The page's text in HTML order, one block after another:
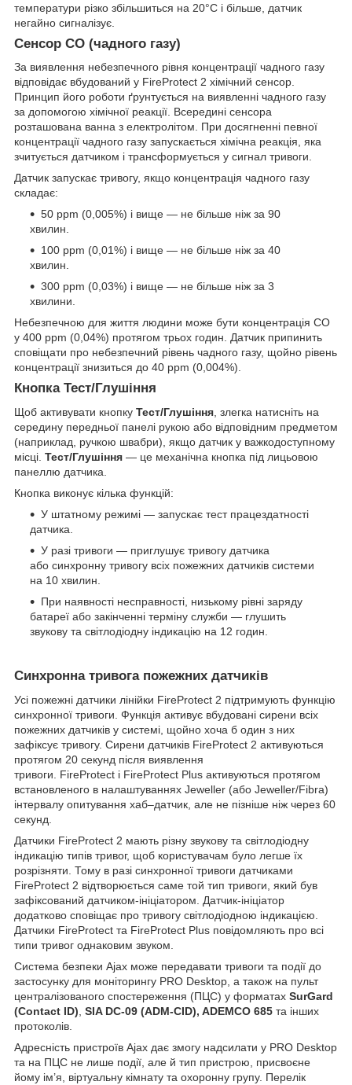
температури різко збільшиться на 20°C і більше, датчик
негайно сигналізує.
Сенсор CO (чадного газу)
За виявлення небезпечного рівня концентрації чадного газу
відповідає вбудований у FireProtect 2 хімічний сенсор.
Принцип його роботи ґрунтується на виявленні чадного газу
за допомогою хімічної реакції. Всередині сенсора
розташована ванна з електролітом. При досягненні певної
концентрації чадного газу запускається хімічна реакція, яка
зчитується датчиком і трансформується у сигнал тривоги.
Датчик запускає тривогу, якщо концентрація чадного газу
складає:
50 ppm (0,005%) і вище — не більше ніж за 90
хвилин.
100 ppm (0,01%) і вище — не більше ніж за 40
хвилин.
300 ppm (0,03%) і вище — не більше ніж за 3
хвилини.
Небезпечною для життя людини може бути концентрація CO
у 400 ppm (0,04%) протягом трьох годин. Датчик припинить
сповіщати про небезпечний рівень чадного газу, щойно рівень
концентрації знизиться до 40 ppm (0,004%).
Кнопка Тест/Глушіння
Щоб активувати кнопку Тест/Глушіння , злегка натисніть на
середину передньої панелі рукою або відповідним предметом
(наприклад, ручкою швабри), якщо датчик у важкодоступному
місці. Тест/Глушіння — це механічна кнопка під лицьовою
панеллю датчика.
Кнопка виконує кілька функцій:
У штатному режимі — запускає тест працездатності
датчика.
У разі тривоги — приглушує тривогу датчика
або синхронну тривогу всіх пожежних датчиків системи
на 10 хвилин.
При наявності несправності, низькому рівні заряду
батареї або закінченні терміну служби — глушить
звукову та світлодіодну індикацію на 12 годин.
Синхронна тривога пожежних датчиків
Усі пожежні датчики лінійки FireProtect 2 підтримують функцію
синхронної тривоги. Функція активує вбудовані сирени всіх
пожежних датчиків у системі, щойно хоча б один з них
зафіксує тривогу. Сирени датчиків FireProtect 2 активуються
протягом 20 секунд після виявлення
тривоги. FireProtect і FireProtect Plus активуються протягом
встановленого в налаштуваннях Jeweller (або Jeweller/Fibra)
інтервалу опитування хаб–датчик, але не пізніше ніж через 60
секунд.
Датчики FireProtect 2 мають різну звукову та світлодіодну
індикацію типів тривог, щоб користувачам було легше їх
розрізняти. Тому в разі синхронної тривоги датчиками
FireProtect 2 відтворюється саме той тип тривоги, який був
зафіксований датчиком-ініціатором. Датчик-ініціатор
додатково сповіщає про тривогу світлодіодною індикацією.
Датчики FireProtect та FireProtect Plus повідомляють про всі
типи тривог однаковим звуком.
Система безпеки Ajax може передавати тривоги та події до
застосунку для моніторингу PRO Desktop, а також на пульт
централізованого спостереження (ПЦС) у форматах SurGard
(Contact ID) SIA DC-09 (ADM-CID), ADEMCO 685 та інших
протоколів.
Адресність пристроїв Ajax дає змогу надсилати у PRO Desktop
та на ПЦС не лише події, але й тип пристрою, присвоєне
йому ім’я, віртуальну кімнату та охоронну групу. Перелік